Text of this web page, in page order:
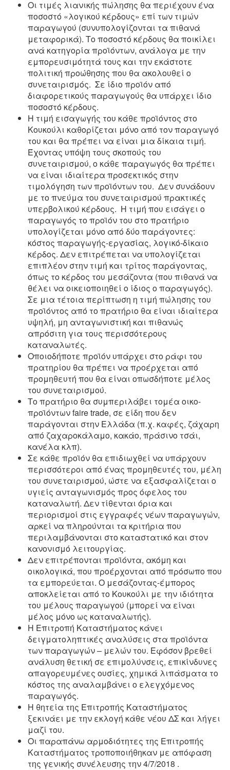
Οι τιμές λιανικής πώλησης θα περιέχουν ένα
ποσοστό «λογικού κέρδους» επί των τιμών
παραγωγού (συνυπολογίζονται τα πιθανά
μεταφορικά). Το ποσοστό κέρδους θα ποικίλει
ανά κατηγορία προϊόντων, ανάλογα με την
εμπορευσιμότητά τους και την εκάστοτε
πολιτική προώθησης που θα ακολουθεί ο
συνεταιρισμός. Σε ίδιο προϊόν από
διαφορετικούς παραγωγούς θα υπάρχει ίδιο
ποσοστό κέρδους.
Η τιμή εισαγωγής του κάθε προϊόντος στο
Κουκούλι καθορίζεται μόνο από τον παραγωγό
του και θα πρέπει να είναι μια δίκαια τιμή.
Έχοντας υπόψη τους σκοπούς του
συνεταιρισμού, ο κάθε παραγωγός θα πρέπει
να είναι ιδιαίτερα προσεκτικός στην
τιμολόγηση των προϊόντων του. Δεν συνάδουν
με το πνεύμα του συνεταιρισμού πρακτικές
υπερβολικού κέρδους. Η τιμή που εισάγει ο
παραγωγός το προϊόν του στο πρατήριο
υπολογίζεται μόνο από δύο παράγοντες:
κόστος παραγωγής-εργασίας, λογικό-δίκαιο
κέρδος. Δεν επιτρέπεται να υπολογίζεται
επιπλέον στην τιμή και τρίτος παράγοντας,
όπως το κέρδος του μεσάζοντα (που πιθανά να
θέλει να οικειοποιηθεί ο ίδιος ο παραγωγός).
Σε μια τέτοια περίπτωση η τιμή πώλησης του
προϊόντος από το πρατήριο θα είναι ιδιαίτερα
υψηλή, μη ανταγωνιστική και πιθανώς
απρόσιτη για τους περισσότερους
καταναλωτές.
Οποιοδήποτε προϊόν υπάρχει στο ράφι του
πρατηρίου θα πρέπει να προέρχεται από
προμηθευτή που θα είναι οπωσδήποτε μέλος
του συνεταιρισμού.
Το πρατήριο θα συμπεριλάβει τομέα οικο-
προϊόντων faire trade, σε είδη που δεν
παράγονται στην Ελλάδα (π.χ. καφές, ζάχαρη
από ζαχαροκάλαμο, κακάο, πράσινο τσάι,
κανέλα κλπ).
Σε κάθε προϊόν θα επιδιωχθεί να υπάρχουν
περισσότεροι από ένας προμηθευτές του, μέλη
του συνεταιρισμού, ώστε να εξασφαλίζεται ο
υγιείς ανταγωνισμός προς όφελος του
καταναλωτή. Δεν τίθενται όρια και
περιορισμοί στις εγγραφές νέων παραγωγών,
αρκεί να πληρούνται τα κριτήρια που
περιλαμβάνονται στο καταστατικό και στον
κανονισμό λειτουργίας.
Δεν επιτρέπονται προϊόντα, ακόμη και
οικολογικά, που προέρχονται από πρόσωπο που
τα εμπορεύεται. Ο μεσάζοντας-έμπορος
αποκλείεται από το Κουκούλι με την ιδιότητα
του μέλους παραγωγού (μπορεί να είναι
μέλος μόνο ως καταναλωτής).
Η Επιτροπή Καταστήματος κάνει
δειγματοληπτικές αναλύσεις στα προϊόντα
των παραγωγών – μελών του. Εφόσον βρεθεί
ανάλυση θετική σε επιμολύνσεις, επικίνδυνες
απαγορευμένες ουσίες, χημικά λιπάσματα το
κόστος της αναλαμβάνει ο ελεγχόμενος
παραγωγός.
Η θητεία της Επιτροπής Καταστήματος
ξεκινάει με την εκλογή κάθε νέου ΔΣ και λήγει
μαζί του.
Οι παραπάνω αρμοδιότητες της Επιτροπής
Καταστήματος τροποποιήθηκαν με απόφαση
της γενικής συνέλευσης την 4/7/2018 .